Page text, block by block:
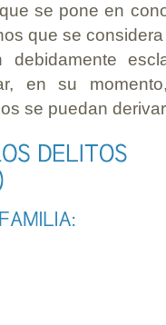
se pone en
que se
en su
se puedan